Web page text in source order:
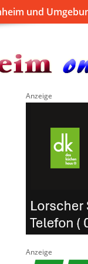
und
Anzeige
Anzeige